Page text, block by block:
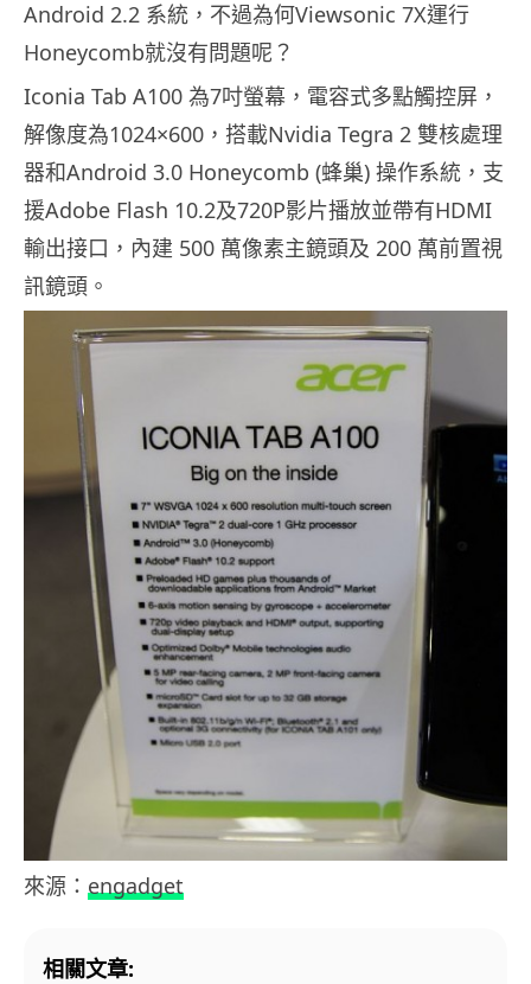
Android 2.2 系統，不過為何Viewsonic 7X運行
Honeycomb就沒有問題呢？
Iconia Tab A100 為7吋螢幕，電容式多點觸控屏，
解像度為1024×600，搭載Nvidia Tegra 2 雙核處理
器和Android 3.0 Honeycomb (蜂巢) 操作系統，支
援Adobe Flash 10.2及720P影片播放並帶有HDMI
輸出接口，內建 500 萬像素主鏡頭及 200 萬前置視
訊鏡頭。
來源： engadget
相關文章: